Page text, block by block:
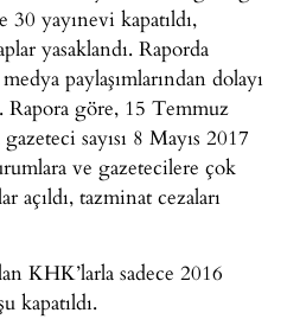
30 yayınevi kapatıldı,
yasaklandı. Raporda
paylaşımlarından dolayı
göre, 15 Temmuz
sayısı 8 Mayıs 2017
ve gazetecilere çok
açıldı, tazminat cezaları
KHK’larla sadece 2016
kapatıldı.